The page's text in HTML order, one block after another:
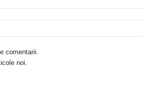
comentarii.
noi.